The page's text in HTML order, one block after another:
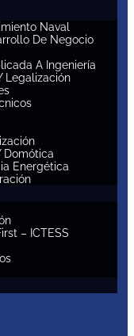
Naval
De Negocio
A Ingeniería
Legalización
Domótica
Energética
– ICTESS